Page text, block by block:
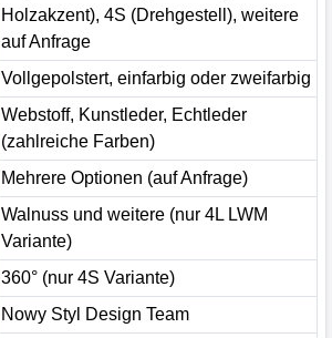
Holzakzent), 4S (Drehgestell), weitere
auf Anfrage
Vollgepolstert, einfarbig oder zweifarbig
Webstoff, Kunstleder, Echtleder
(zahlreiche Farben)
Mehrere Optionen (auf Anfrage)
Walnuss und weitere (nur 4L LWM
Variante)
360° (nur 4S Variante)
Nowy Styl Design Team